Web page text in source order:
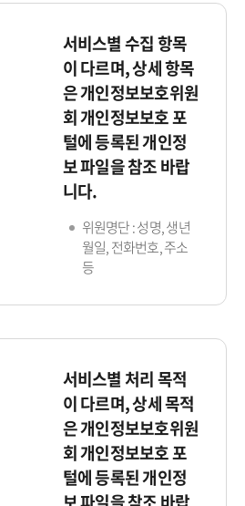
서비스별 수집 항목
이 다르며, 상세 항목
은 개인정보보호위원
회 개인정보보호 포
털에 등록된 개인정
보 파일을 참조 바랍
니다.
위원명단 : 성명, 생년
월일, 전화번호, 주소
등
서비스별 처리 목적
이 다르며, 상세 목적
은 개인정보보호위원
회 개인정보보호 포
털에 등록된 개인정